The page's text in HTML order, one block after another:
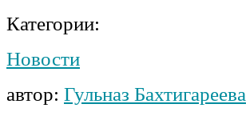
Категории:
Новости
автор: Гульназ Бахтигареева